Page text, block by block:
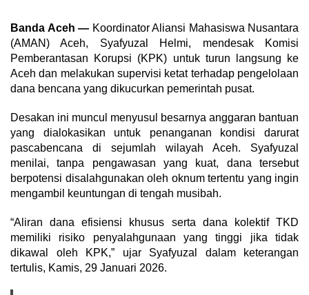
Banda Aceh — Koordinator Aliansi Mahasiswa Nusantara
(AMAN) Aceh, Syafyuzal Helmi, mendesak Komisi
Pemberantasan Korupsi (KPK) untuk turun langsung ke
Aceh dan melakukan supervisi ketat terhadap pengelolaan
dana bencana yang dikucurkan pemerintah pusat.
Desakan ini muncul menyusul besarnya anggaran bantuan
yang dialokasikan untuk penanganan kondisi darurat
pascabencana di sejumlah wilayah Aceh. Syafyuzal
menilai, tanpa pengawasan yang kuat, dana tersebut
berpotensi disalahgunakan oleh oknum tertentu yang ingin
mengambil keuntungan di tengah musibah.
“Aliran dana efisiensi khusus serta dana kolektif TKD
memiliki risiko penyalahgunaan yang tinggi jika tidak
dikawal oleh KPK,” ujar Syafyuzal dalam keterangan
tertulis, Kamis, 29 Januari 2026.